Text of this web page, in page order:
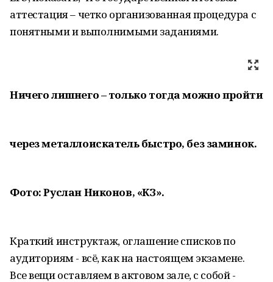
аттестация – четко организованная процедура с
понятными и выполнимыми заданиями.
Ничего лишнего – только тогда можно пройти
через металлоискатель быстро, без заминок.
Фото: Руслан Никонов, «КЗ».
Краткий инструктаж, оглашение списков по
аудиториям - всё, как на настоящем экзамене.
Все вещи оставляем в актовом зале, с собой -